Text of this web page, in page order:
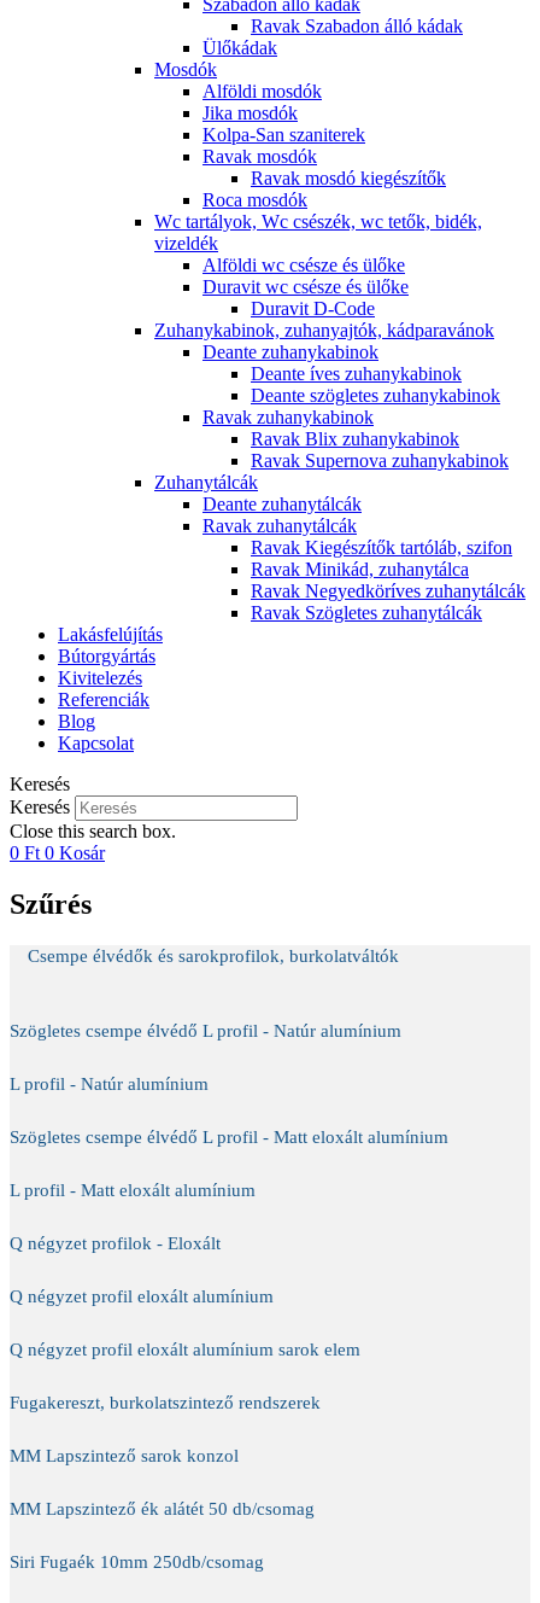
Szabadon álló kádak
Ravak Szabadon álló kádak
Ülőkádak
Mosdók
Alföldi mosdók
Jika mosdók
Kolpa-San szaniterek
Ravak mosdók
Ravak mosdó kiegészítők
Roca mosdók
Wc tartályok, Wc csészék, wc tetők, bidék,
vizeldék
Alföldi wc csésze és ülőke
Duravit wc csésze és ülőke
Duravit D-Code
Zuhanykabinok, zuhanyajtók, kádparavánok
Deante zuhanykabinok
Deante íves zuhanykabinok
Deante szögletes zuhanykabinok
Ravak zuhanykabinok
Ravak Blix zuhanykabinok
Ravak Supernova zuhanykabinok
Zuhanytálcák
Deante zuhanytálcák
Ravak zuhanytálcák
Ravak Kiegészítők tartóláb, szifon
Ravak Minikád, zuhanytálca
Ravak Negyedköríves zuhanytálcák
Ravak Szögletes zuhanytálcák
Lakásfelújítás
Bútorgyártás
Kivitelezés
Referenciák
Blog
Kapcsolat
Keresés
Keresés
Close this search box.
0 Ft 0 Kosár
Szűrés
Csempe élvédők és sarokprofilok, burkolatváltók
Szögletes csempe élvédő L profil - Natúr alumínium
L profil - Natúr alumínium
Szögletes csempe élvédő L profil - Matt eloxált alumínium
L profil - Matt eloxált alumínium
Q négyzet profilok - Eloxált
Q négyzet profil eloxált alumínium
Q négyzet profil eloxált alumínium sarok elem
Fugakereszt, burkolatszintező rendszerek
MM Lapszintező sarok konzol
MM Lapszintező ék alátét 50 db/csomag
Siri Fugaék 10mm 250db/csomag